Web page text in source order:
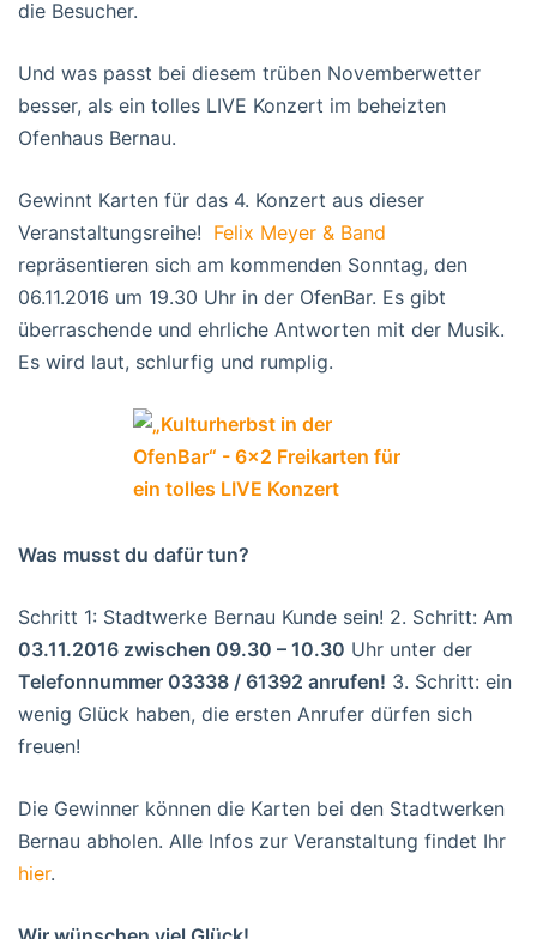
die Besucher.
Und was passt bei diesem trüben Novemberwetter
besser, als ein tolles LIVE Konzert im beheizten
Ofenhaus Bernau.
Gewinnt Karten für das 4. Konzert aus dieser
Veranstaltungsreihe! Felix Meyer & Band
repräsentieren sich am kommenden Sonntag, den
06.11.2016 um 19.30 Uhr in der OfenBar. Es gibt
überraschende und ehrliche Antworten mit der Musik.
Es wird laut, schlurfig und rumplig.
Was musst du dafür tun?
Schritt 1: Stadtwerke Bernau Kunde sein! 2. Schritt: Am
03.11.2016 zwischen 09.30 – 10.30 Uhr unter der
Telefonnummer 03338 / 61392 anrufen! 3. Schritt: ein
wenig Glück haben, die ersten Anrufer dürfen sich
freuen!
Die Gewinner können die Karten bei den Stadtwerken
Bernau abholen. Alle Infos zur Veranstaltung findet Ihr
hier.